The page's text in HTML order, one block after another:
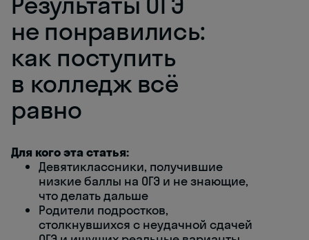
не понравились:
как поступить
в колледж всё
равно
Для кого эта статья:
Девятиклассники, получившие
низкие баллы на ОГЭ и не знающие,
что делать дальше
Родители подростков,
столкнувшихся с неудачной сдачей
online